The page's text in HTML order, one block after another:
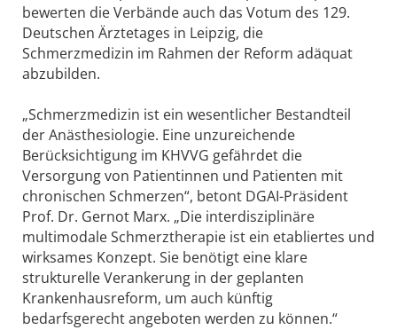
bewerten die Verbände auch das Votum des 129.
Deutschen Ärztetages in Leipzig, die
Schmerzmedizin im Rahmen der Reform adäquat
abzubilden.
„Schmerzmedizin ist ein wesentlicher Bestandteil
der Anästhesiologie. Eine unzureichende
Berücksichtigung im KHVVG gefährdet die
Versorgung von Patientinnen und Patienten mit
chronischen Schmerzen“, betont DGAI-Präsident
Prof. Dr. Gernot Marx. „Die interdisziplinäre
multimodale Schmerztherapie ist ein etabliertes und
wirksames Konzept. Sie benötigt eine klare
strukturelle Verankerung in der geplanten
Krankenhausreform, um auch künftig
bedarfsgerecht angeboten werden zu können.“